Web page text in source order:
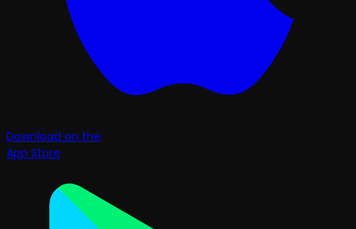
Download on the
App Store